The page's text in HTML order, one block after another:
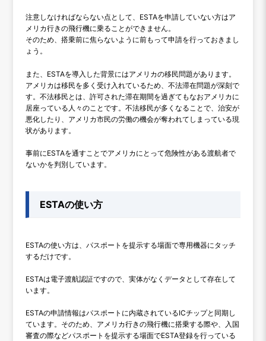
注意しなければならない点として、ESTAを申請していない方はア
メリカ行きの飛行機に乗ることができません。
そのため、搭乗前に焦らないように前もって申請を行っておきまし
ょう。
また、ESTAを導入した背景にはアメリカの移民問題があります。
アメリカは移民を多く受け入れているため、不法滞在問題が深刻で
す。不法移民とは、許可された滞在期間を過ぎてもなおアメリカに
居座っている人々のことです。不法移民が多くなることで、治安が
悪化したり、アメリカ市民の労働の機会が奪われてしまっている現
状があります。
事前にESTAを通すことでアメリカにとって危険性がある渡航者で
ないかを判別しています。
ESTAの使い方
ESTAの使い方は、パスポートを提示する場面で専用機器にタッチ
するだけです。
ESTAは電子渡航認証ですので、実体がなくデータとして存在して
います。
ESTAの申請情報はパスポートに内蔵されているICチップと同期し
ています。そのため、アメリカ行きの飛行機に搭乗する際や、入国
審査の際などパスポートを提示する場面でESTA登録を行っている